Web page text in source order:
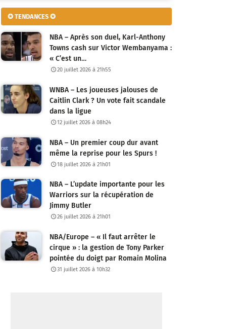
✪ TENDANCES ✪
NBA – Après son duel, Karl-Anthony
Towns cash sur Victor Wembanyama :
« C’est un…
20 juillet 2026 à 21h55
WNBA – Les joueuses jalouses de
Caitlin Clark ? Un vote fait scandale
dans la ligue
12 juillet 2026 à 08h24
NBA – Un premier coup dur avant
même la reprise pour les Spurs !
18 juillet 2026 à 21h01
NBA – L’update importante pour les
Warriors sur la récupération de
Jimmy Butler
26 juillet 2026 à 21h01
NBA/Europe – « Il faut arrêter le
cirque » : la gestion de Tony Parker
pointée du doigt par Romain Molina
31 juillet 2026 à 10h32